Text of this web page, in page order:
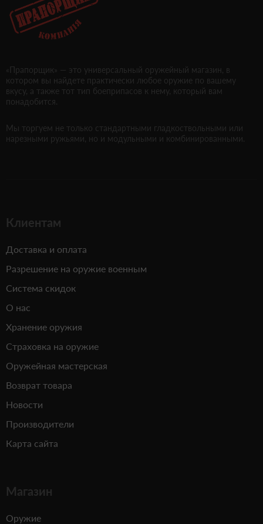
«Прапорщик» — это универсальный оружейный магазин, в
котором вы найдете практически любое оружие по вашему
вкусу, а также тот тип боеприпасов к нему, который вам
понадобится.
Мы торгуем не только стандартными гладкоствольными или
нарезными ружьями, но и модульными и комбинированными.
Клиентам
Доставка и оплата
Разрешение на оружие военным
Система скидок
О нас
Хранение оружия
Страховка на оружие
Оружейная мастерская
Возврат товара
Новости
Производители
Карта сайта
Магазин
Оружие